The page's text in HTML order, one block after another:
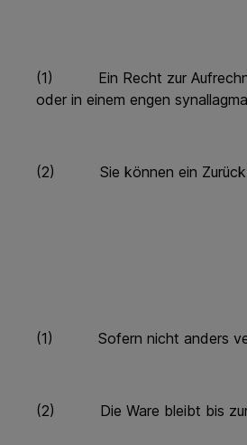
(1) Ein Recht zur
oder in einem engen
(2) Sie können ein
(1) Sofern nicht anders
(2) Die Ware bleibt bis zur